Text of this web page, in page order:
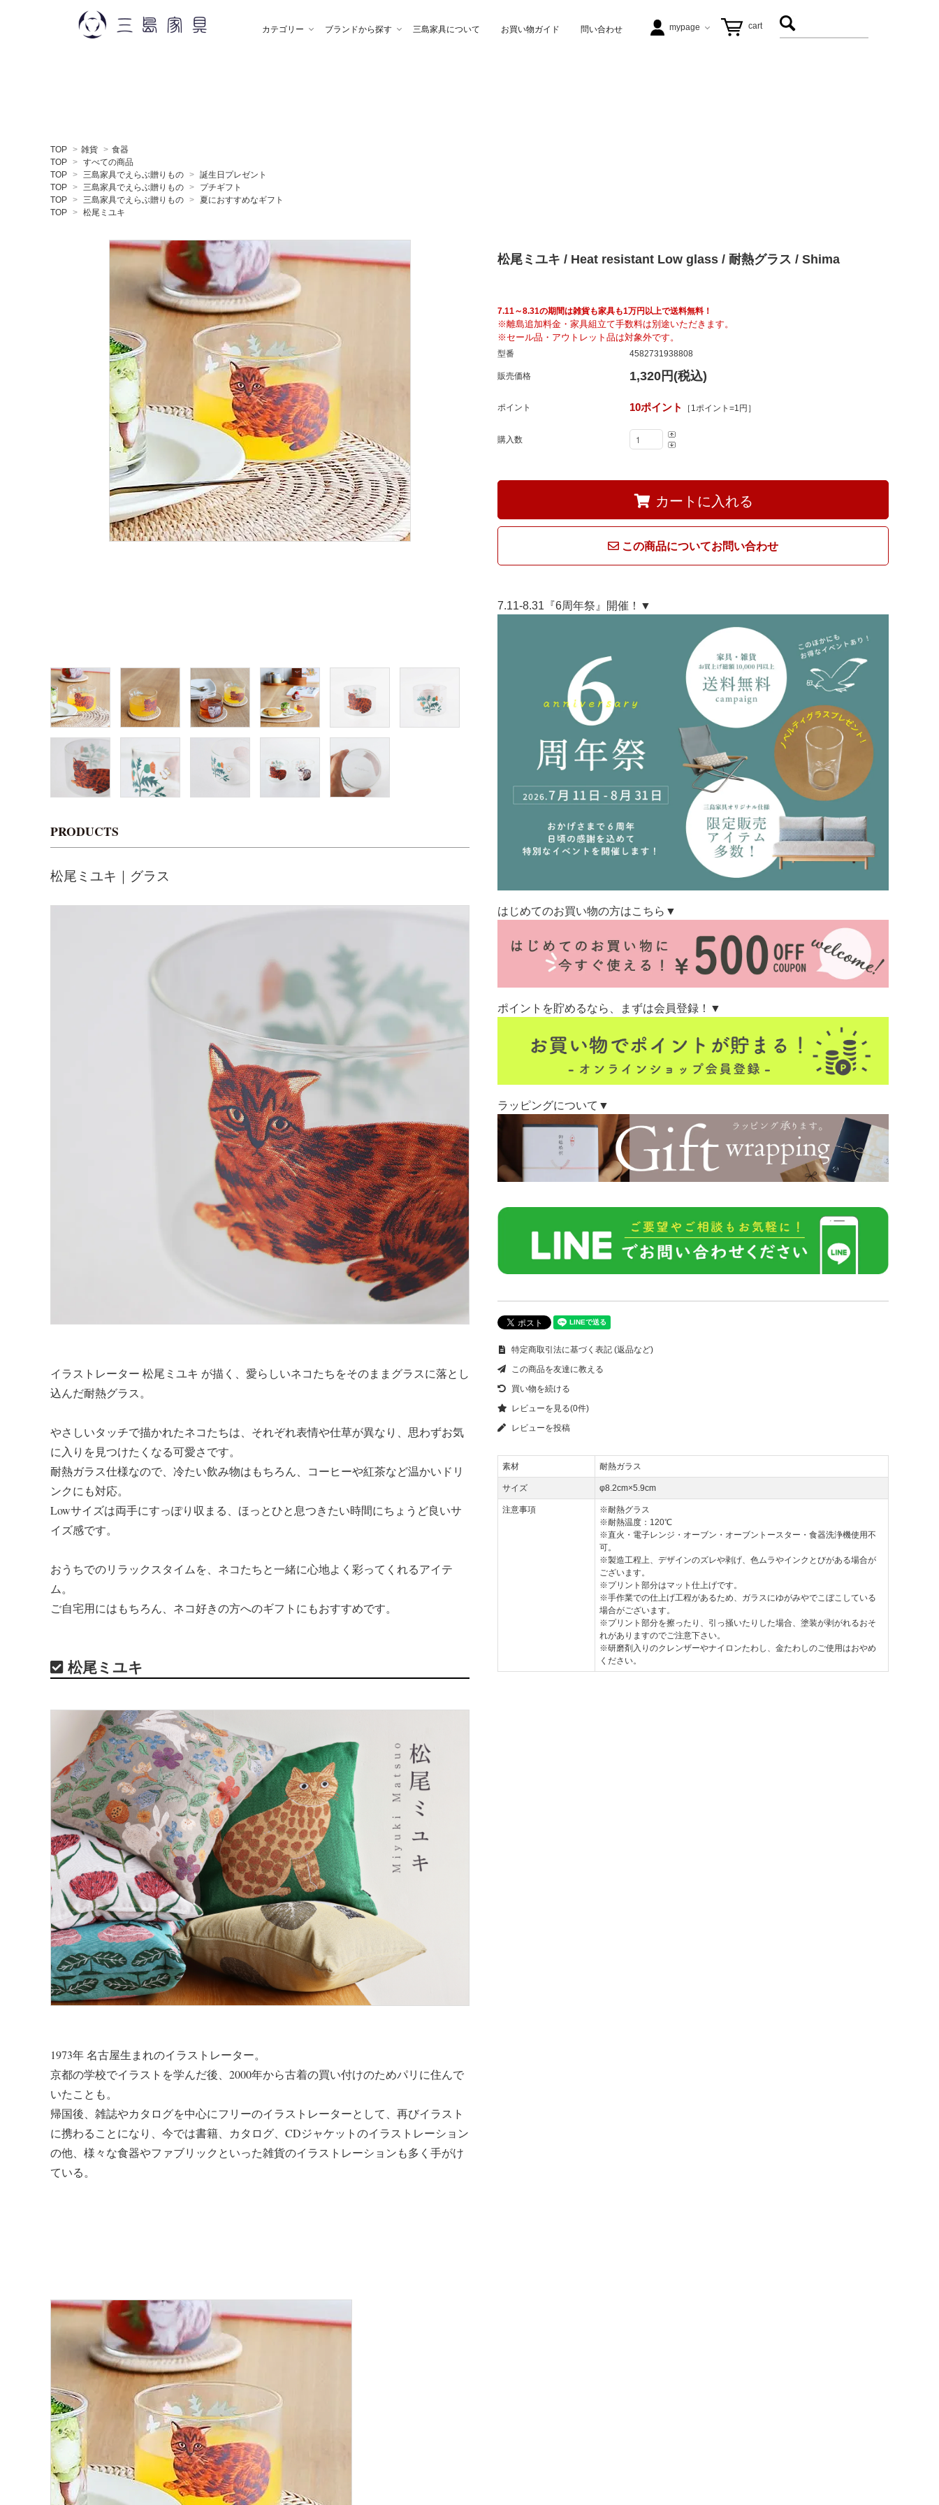
カテゴリー
デスク
ミラー
アウトレット
ブランドから探す
薫玉堂
神藤タオル
ナガノインテリア にじゆら 能作
BIRDS'WORDS ひむか
フランジパニラタン ぽれぽれ 松野屋
mina perhonen ヤマチク
三島家具について お買い物ガイド 問い合わせ mypage cart
TOP > 雑貨 > 食器
TOP > すべての商品
TOP > 三島家具でえらぶ贈りもの > 誕生日プレゼント
TOP > 三島家具でえらぶ贈りもの >
プチギフト
TOP > 三島家具でえらぶ贈りもの > 夏におすすめなギフト
TOP > 松尾ミユキ
PRODUCTS
松尾ミユキ｜グラス
イラストレーター 松尾ミユキ が描く、愛らしいネコたちをそのままグラスに落とし
込んだ耐熱グラス。
やさしいタッチで描かれたネコたちは、それぞれ表情や仕草が異なり、思わずお気
に入りを見つけたくなる可愛さです。
耐熱ガラス仕様なので、冷たい飲み物はもちろん、コーヒーや紅茶など温かいドリ
ンクにも対応。
Lowサイズは両手にすっぽり収まる、ほっとひと息つきたい時間にちょうど良いサ
イズ感です。
おうちでのリラックスタイムを、ネコたちと一緒に心地よく彩ってくれるアイテ
ム。
ご自宅用にはもちろん、ネコ好きの方へのギフトにもおすすめです。
松尾ミユキ
1973年 名古屋生まれのイラストレーター。
京都の学校でイラストを学んだ後、2000年から古着の買い付けのためパリに住んで
いたことも。
帰国後、雑誌やカタログを中心にフリーのイラストレーターとして、再びイラスト
に携わることになり、今では書籍、カタログ、CDジャケットのイラストレーション
の他、様々な食器やファブリックといった雑貨のイラストレーションも多く手がけ
ている。
松尾ミユキ / Heat resistant Low glass / 耐熱グラス / Shima
7.11～8.31の期間は雑貨も家具も1万円以上で送料無料！
※離島追加料金・家具組立て手数料は別途いただきます。
※セール品・アウトレット品は対象外です。
型番 4582731938808
販売価格 1,320円(税込)
ポイント 10ポイント ［1ポイント=1円］
購入数
カートに入れる
この商品についてお問い合わせ
7.11-8.31『6周年祭』開催！▼
はじめてのお買い物の方はこちら▼
ポイントを貯めるなら、まずは会員登録！▼
ラッピングについて▼
特定商取引法に基づく表記 (返品など)
この商品を友達に教える
買い物を続ける
レビューを見る(0件)
レビューを投稿
素材 耐熱ガラス
サイズ φ8.2cm×5.9cm
注意事項
※耐熱グラス
※耐熱温度：120℃
※直火・電子レンジ・オーブン・オーブントースター・食器洗浄機使用不
可。
※製造工程上、デザインのズレや剥げ、色ムラやインクとびがある場合が
ございます。
※プリント部分はマット仕上げです。
※手作業での仕上げ工程があるため、ガラスにゆがみやでこぼこしている
場合がございます。
※プリント部分を擦ったり、引っ掻いたりした場合、塗装が剥がれるおそ
れがありますのでご注意下さい。
※研磨剤入りのクレンザーやナイロンたわし、金たわしのご使用はおやめ
ください。